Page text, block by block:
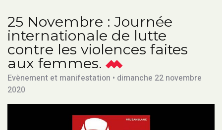
25 Novembre : Journée
internationale de lutte
contre les violences faites
aux femmes.
Evènement et manifestation • dimanche 22 novembre
2020